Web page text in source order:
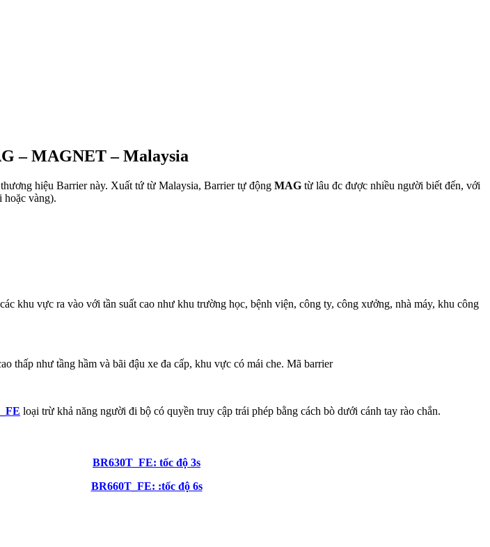
– MAGNET – Malaysia
hiệu Barrier này. Xuất tứ từ Malaysia, Barrier tự động MAG từ lâu đc được nhiều người biết đến, với
hoặc vàng).
khu vực ra vào với tần suất cao như khu trường học, bệnh viện, công ty, công xưởng, nhà máy, khu công
thấp như tầng hầm và bãi đậu xe đa cấp, khu vực có mái che. Mã barrier
loại trừ khả năng người đi bộ có quyền truy cập trái phép bằng cách bò dưới cánh tay rào chắn.
BR630T_FE: tốc độ 3s
BR660T_FE: :tốc độ 6s